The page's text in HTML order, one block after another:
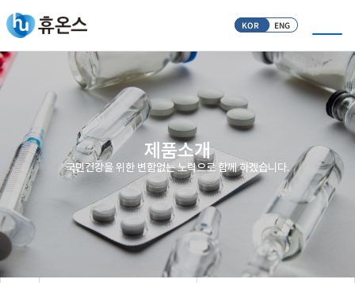
KOR ENG
제품소개
국민건강을 위한 변함없는 노력으로 함께 하겠습니다.